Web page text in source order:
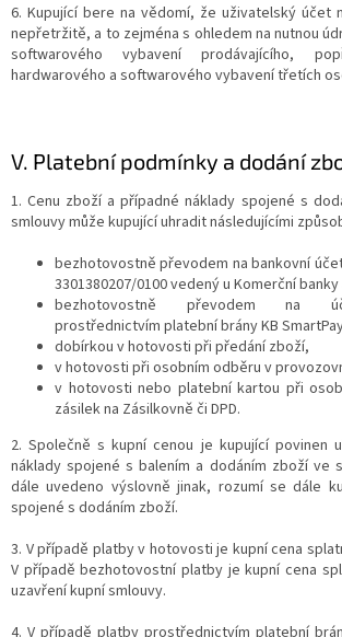
6. Kupující bere na vědomí, že uživatelský účet
nepřetržitě, a to zejména s ohledem na nutnou
softwarového vybavení prodávajícího,
hardwarového a softwarového vybavení třetích
V. Platební podmínky a dodání
1. Cenu zboží a případné náklady spojené s
smlouvy může kupující uhradit následujícími
bezhotovostně převodem na bankovní
3301380207/0100 vedený u Komerční banky
bezhotovostně převodem na
prostřednictvím platební brány KB
dobírkou v hotovosti při předání zboží,
v hotovosti při osobním odběru v
v hotovosti nebo platební kartou při
zásilek na Zásilkovně či DPD.
2. Společně s kupní cenou je kupující povinen
náklady spojené s balením a dodáním zboží ve
dále uvedeno výslovně jinak, rozumí se dále
spojené s dodáním zboží.
3. V případě platby v hotovosti je kupní cena
V případě bezhotovostní platby je kupní cena
uzavření kupní smlouvy.
4. V případě platby prostřednictvím platební